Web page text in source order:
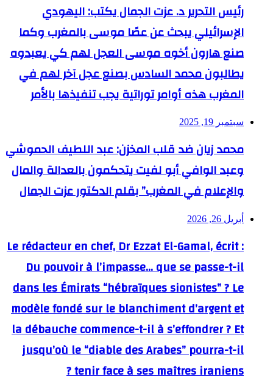
رئيس التحرير د. عزت الجمال يكتب: اليهودي
الإسرائيلي يبحث عن عصًا موسى بالمغرب وكما
صنع هارون أخوه موسى العجل لهم كي يعبدوه
يطالبون محمد السادس بصنع عجل آخر لهم في
المغرب هذه أوامر توراتية يجب تنفيذها بالأمر
سبتمبر 19, 2025
محمد زيان ضد قلب المخزن: عبد اللطيف الحموشي
وعبد الوافي أبو لفيت يتحكمون بالعدالة والمال
والإعلام في المغرب” بقلم الدكتور عزت الجمال
أبريل 26, 2026
Le rédacteur en chef, Dr Ezzat El-Gamal, écrit :
Du pouvoir à l’impasse… que se passe-t-il
dans les Émirats “hébraïques sionistes” ? Le
modèle fondé sur le blanchiment d’argent et
la débauche commence-t-il à s’effondrer ? Et
jusqu’où le “diable des Arabes” pourra-t-il
tenir face à ses maîtres iraniens ?